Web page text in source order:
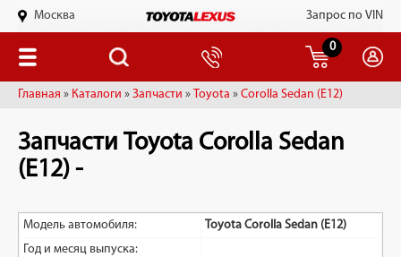
Москва Запрос по VIN
0
Главная » Каталоги » Запчасти » Toyota » Corolla Sedan (E12)
Запчасти Toyota Corolla Sedan
(E12) -
Модель автомобиля:
Toyota Corolla Sedan (E12)
Год и месяц выпуска: